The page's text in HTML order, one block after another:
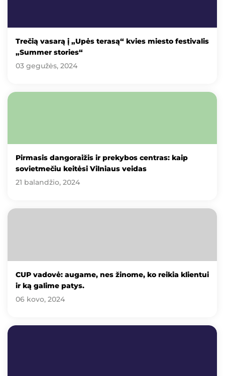
Trečią vasarą į „Upės terasą“ kvies miesto festivalis
„Summer stories“
03 gegužės, 2024
Pirmasis dangoraižis ir prekybos centras: kaip
sovietmečiu keitėsi Vilniaus veidas
21 balandžio, 2024
CUP vadovė: augame, nes žinome, ko reikia klientui
ir ką galime patys.
06 kovo, 2024